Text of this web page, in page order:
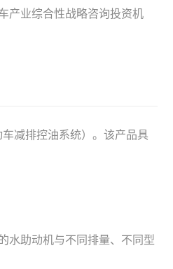
产业综合性战略咨询投资机
减排控油系统）。该产品具
水助动机与不同排量、不同型